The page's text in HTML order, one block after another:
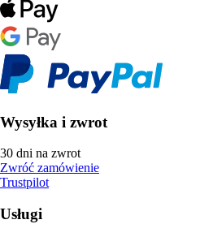
Wysyłka i zwrot
30 dni na zwrot
Zwróć zamówienie
Trustpilot
Usługi